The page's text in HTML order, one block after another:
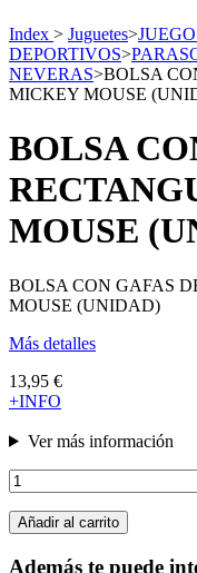
Index > Juguetes>
DEPORTIVOS>
NEVERAS>BOLSA
MICKEY MOUSE
BOLSA
MOUSE
BOLSA CON GAFAS
MOUSE (UNIDAD)
Más detalles
13,95 €
+INFO
Ver más información
Añadir al carrito
Además te puede